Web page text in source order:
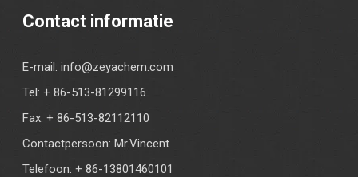
Contact informatie
E-mail:info@zeyachem.com
Tel: + 86-513-81299116
Fax: + 86-513-82112110
Contactpersoon: Mr.Vincent
Telefoon: + 86-13801460101